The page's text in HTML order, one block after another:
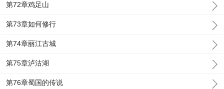
第72章鸡足山
第73章如何修行
第74章丽江古城
第75章泸沽湖
第76章蜀国的传说